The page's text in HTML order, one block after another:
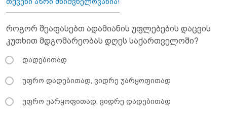
როგორ შეაფასებთ ადამიანის უფლებების დაცვის
კუთხით მდგომარეობას დღეს საქართველოში?
დადებითად
უფრო დადებითად, ვიდრე უარყოფითად
უფრო უარყოფითად, ვიდრე დადებითად